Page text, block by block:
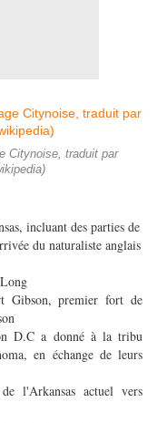
Citynoise, traduit par
incluant des parties de
du naturaliste anglais
Gibson, premier fort de
D.C a donné à la tribu
en échange de leurs
l'Arkansas actuel vers